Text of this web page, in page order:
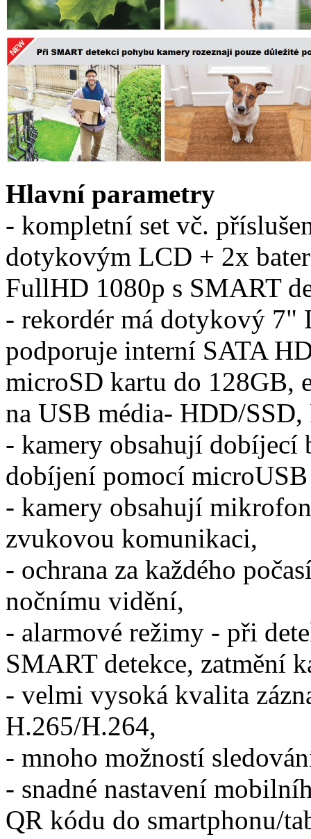
Hlavní parametry
- kompletní set vč.
dotykovým LCD + 2x
FullHD 1080p s SMART
- rekordér má dotykový 7"
podporuje interní SATA
microSD kartu do 128GB,
na USB média- HDD/SSD,
- kamery obsahují
dobíjení pomocí
- kamery obsahují
zvukovou komunikaci,
- ochrana za každého
nočnímu vidění,
- alarmové režimy - při
SMART detekce, zatmění
- velmi vysoká kvalita
H.265/H.264,
- mnoho možností
- snadné nastavení
QR kódu do smartphonu/